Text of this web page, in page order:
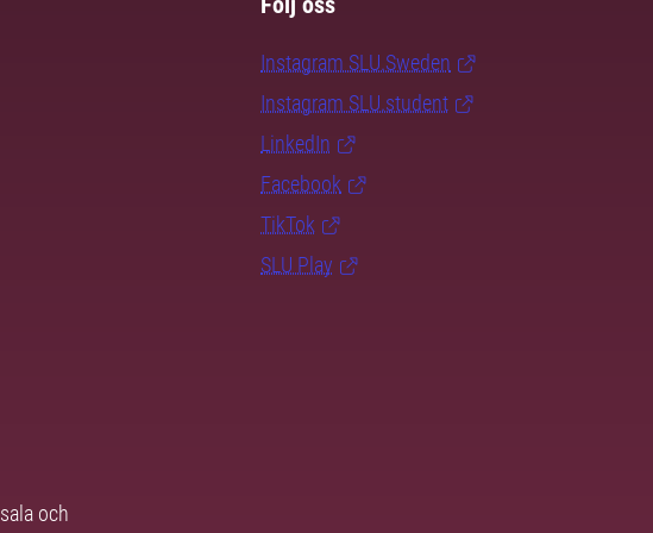
Instagram SLU.Sweden
Instagram SLU.student
LinkedIn
Facebook
TikTok
SLU Play
och